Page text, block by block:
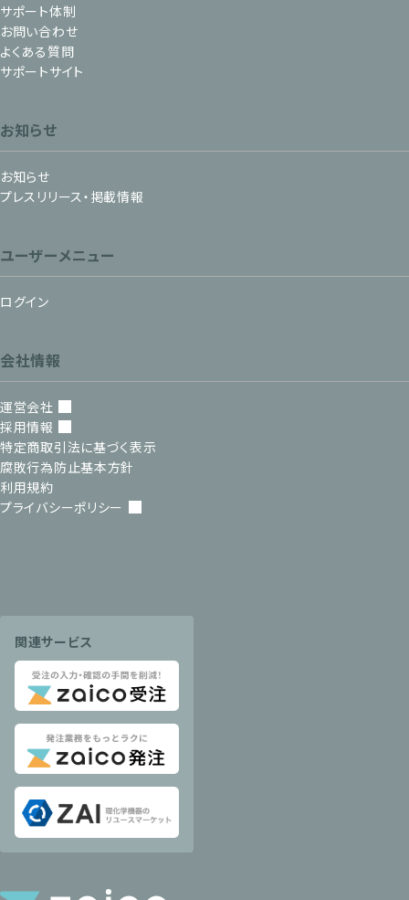
サポート体制
お問い合わせ
よくある質問
サポートサイト
お知らせ
お知らせ
プレスリリース・掲載情報
ユーザーメニュー
ログイン
会社情報
運営会社
採用情報
特定商取引法に基づく表示
腐敗行為防止基本方針
利用規約
プライバシーポリシー
関連サービス